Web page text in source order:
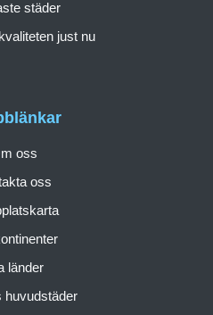
oss
oss
länder
huvudstäder
städer
just nu